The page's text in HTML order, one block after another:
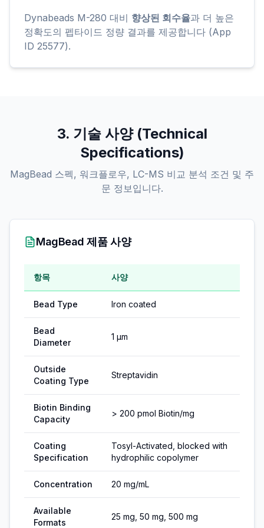
Dynabeads M-280 대비 향상된 회수율과 더 높은
정확도의 펩타이드 정량 결과를 제공합니다 (App
ID 25577).
3. 기술 사양 (Technical
Specifications)
MagBead 스펙, 워크플로우, LC-MS 비교 분석 조건 및 주
문 정보입니다.
MagBead 제품 사양
항목 사양
Bead Type Iron coated
Bead
Diameter
1 µm
Outside
Coating Type
Streptavidin
Biotin Binding
Capacity
> 200 pmol Biotin/mg
Coating
Specification
Tosyl-Activated, blocked with
hydrophilic copolymer
Concentration 20 mg/mL
Available
Formats
25 mg, 50 mg, 500 mg